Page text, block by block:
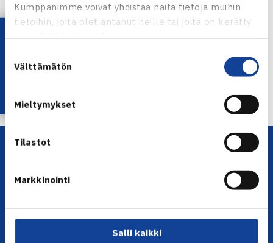
Kumppanimme voivat yhdistää näitä tietoja muihin
tietoihin, joita olet antanut heille tai joita on kerätty,
kun olet käyttänyt heidän palvelujaan.
valinta
Välttämätön
Mieltymykset
Tilastot
Markkinointi
Salli kaikki
Jaa:
Lataa OmaTennis!